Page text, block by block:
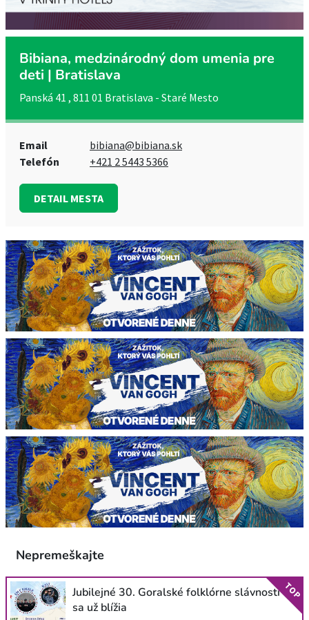
Bibiana, medzinárodný dom umenia pre
deti | Bratislava
Panská 41 , 811 01 Bratislava - Staré Mesto
Email
bibiana@bibiana.sk
Telefón
+421 2 5443 5366
DETAIL MESTA
Nepremeškajte
Jubilejné 30. Goralské folklórne slávnosti
sa už blížia
TOP